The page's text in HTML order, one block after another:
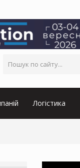
Логістика